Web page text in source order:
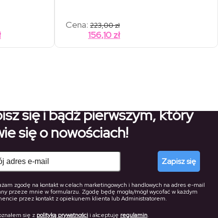
zł
Zakres
cen:
Cena: 223,00zł
156,10 zł
się i bądź pierwszym, który
się o nowościach!
zgodę na kontakt w celach marketingowych i handlowych na adres e-mail
przeze mnie w formularzu. Zgodę będę mogła/mógł wycofać w każdym
przez kontakt z opiekunem klienta lub Administratorem.
się z polityką prywatnościi akceptuję regulamin.
Zapisz się